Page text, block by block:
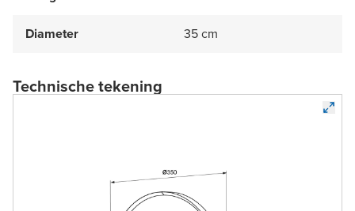
Diameter 35 cm
Technische tekening